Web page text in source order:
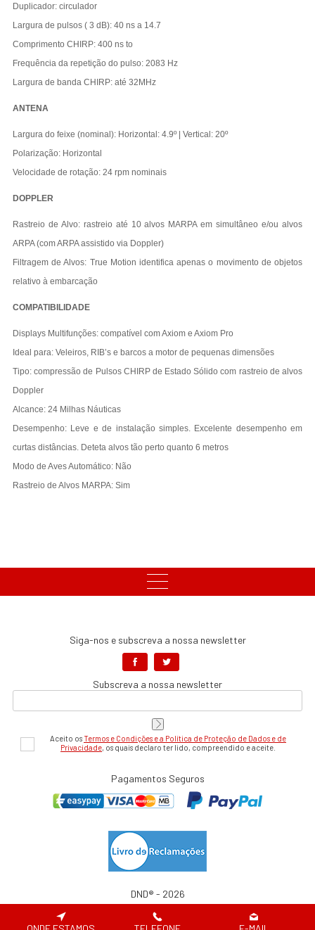
Duplicador: circulador
Largura de pulsos ( 3 dB): 40 ns a 14.7
Comprimento CHIRP: 400 ns to
Frequência da repetição do pulso: 2083 Hz
Largura de banda CHIRP: até 32MHz
ANTENA
Largura do feixe (nominal): Horizontal: 4.9º | Vertical: 20º
Polarização: Horizontal
Velocidade de rotação: 24 rpm nominais
DOPPLER
Rastreio de Alvo: rastreio até 10 alvos MARPA em simultâneo e/ou alvos
ARPA (com ARPA assistido via Doppler)
Filtragem de Alvos: True Motion identifica apenas o movimento de objetos
relativo à embarcação
COMPATIBILIDADE
Displays Multifunções: compatível com Axiom e Axiom Pro
Ideal para: Veleiros, RIB’s e barcos a motor de pequenas dimensões
Tipo: compressão de Pulsos CHIRP de Estado Sólido com rastreio de alvos
Doppler
Alcance: 24 Milhas Náuticas
Desempenho: Leve e de instalação simples. Excelente desempenho em
curtas distâncias. Deteta alvos tão perto quanto 6 metros
Modo de Aves Automático: Não
Rastreio de Alvos MARPA: Sim
Siga-nos e subscreva a nossa newsletter
Subscreva a nossa newsletter
Aceito osTermos e Condições e a Política de Proteção de Dados e de
Privacidade, os quais declaro ter lido, compreendido e aceite.
Pagamentos Seguros
DND® - 2026
Website desenvolvido por